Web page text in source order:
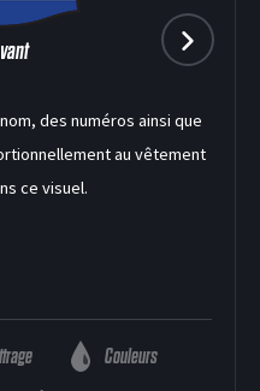
des numéros ainsi que
au vêtement
ce visuel.
Couleurs